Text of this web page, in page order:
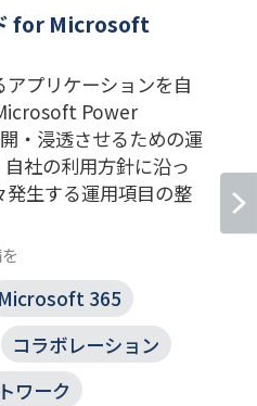
for Microsoft
プリケーションを自
Power
・浸透させるための運
社の利用方針に沿っ
生する運用項目の整
Microsoft 365
コラボレーション
ワーク